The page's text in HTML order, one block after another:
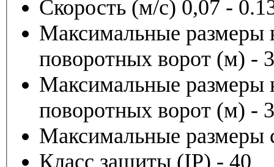
Скорость (м/с) 0,07 -
Максимальные
поворотных ворот (м) -
Максимальные
поворотных ворот (м) -
Максимальные размеры
Класс защиты (IP) - 40